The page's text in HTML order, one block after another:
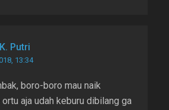
Putri
13:34
boro-boro mau naik
aja udah keburu dibilang ga